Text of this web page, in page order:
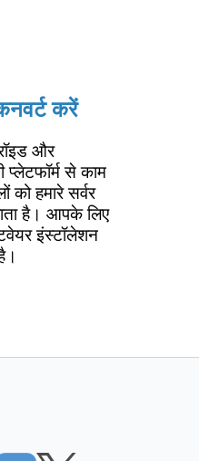
करें
और
से काम
को हमारे सर्वर
है। आपके लिए
इंस्टॉलेशन